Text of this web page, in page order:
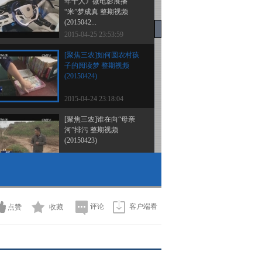
“米”梦成真 整期视频
(2015042...
2015-04-25 23:53:59
[聚焦三农]如何圆农村孩
子的阅读梦 整期视频
(20150424)
2015-04-24 23:18:04
[聚焦三农]谁在向“母亲
河”排污 整期视频
(20150423)
2015-04-22 22:55:58
[聚焦三农]当农民遇上互
点赞 收藏 评论 客户端看